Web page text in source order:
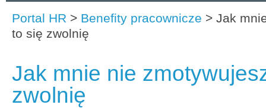
Portal HR > Benefity pracownicze > Jak
to się zwolnię
Jak mnie nie
zwolnię